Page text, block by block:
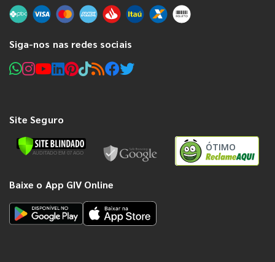
Siga-nos nas redes sociais
Site Seguro
ÓTIMO
Baixe o App GIV Online